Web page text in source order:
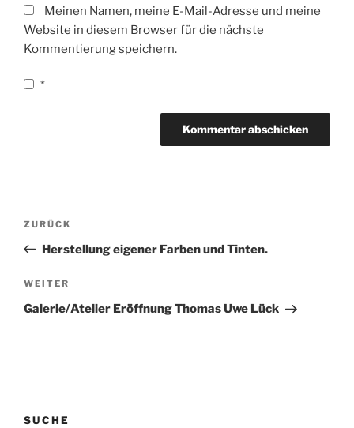
Meinen Namen, meine E-Mail-Adresse und meine
Website in diesem Browser für die nächste
Kommentierung speichern.
*
Beitragsnavigation
Vorheriger
Beitrag
ZURÜCK
Herstellung eigener Farben und Tinten.
Nächster
Beitrag
WEITER
Galerie/Atelier Eröffnung Thomas Uwe Lück
SUCHE